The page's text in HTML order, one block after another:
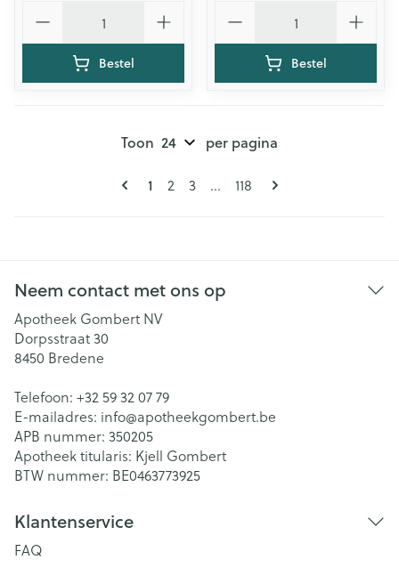
Bestel Bestel
Pagina's
U lees momenteel pagina
1 Pagina
2 Pagina
3 ... Pagina
118
Toon per pagina
Neem contact met ons op
Apotheek Gombert NV
Dorpsstraat 30
8450 Bredene
Telefoon: +32 59 32 07 79
E-mailadres: info@apotheekgombert.be
APB nummer: 350205
Apotheek titularis: Kjell Gombert
BTW nummer: BE0463773925
Klantenservice
FAQ